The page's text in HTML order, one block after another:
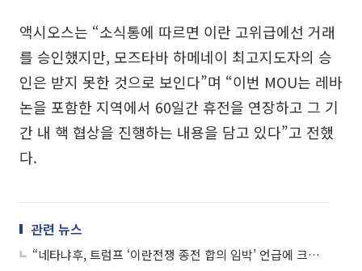
액시오스는 “소식통에 따르면 이란 고위급에선 거래
를 승인했지만, 모즈타바 하메네이 최고지도자의 승
인은 받지 못한 것으로 보인다”며 “이번 MOU는 레바
논을 포함한 지역에서 60일간 휴전을 연장하고 그 기
간 내 핵 협상을 진행하는 내용을 담고 있다”고 전했
다.
관련 뉴스
“네타냐후, 트럼프 ‘이란전쟁 종전 합의 임박’ 언급에 크게 놀라”